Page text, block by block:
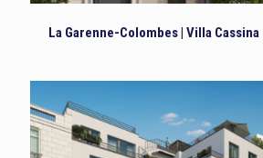
La Garenne-Colombes | Villa Cassina